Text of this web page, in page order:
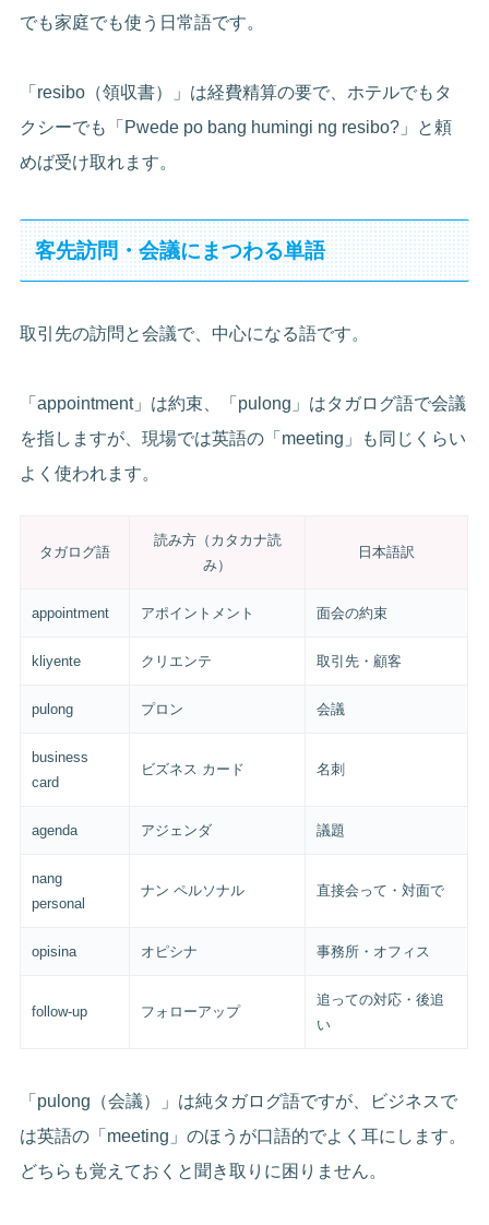
でも家庭でも使う日常語です。
「resibo（領収書）」は経費精算の要で、ホテルでもタ
クシーでも「Pwede po bang humingi ng resibo?」と頼
めば受け取れます。
客先訪問・会議にまつわる単語
取引先の訪問と会議で、中心になる語です。
「appointment」は約束、「pulong」はタガログ語で会議
を指しますが、現場では英語の「meeting」も同じくらい
よく使われます。
タガログ語
読み方（カタカナ読
み）
日本語訳
appointment アポイントメント 面会の約束
kliyente クリエンテ 取引先・顧客
pulong プロン 会議
business
card
ビズネス カード 名刺
agenda アジェンダ 議題
nang
personal
ナン ペルソナル 直接会って・対面で
opisina オピシナ 事務所・オフィス
follow-up フォローアップ
追っての対応・後追
い
「pulong（会議）」は純タガログ語ですが、ビジネスで
は英語の「meeting」のほうが口語的でよく耳にします。
どちらも覚えておくと聞き取りに困りません。